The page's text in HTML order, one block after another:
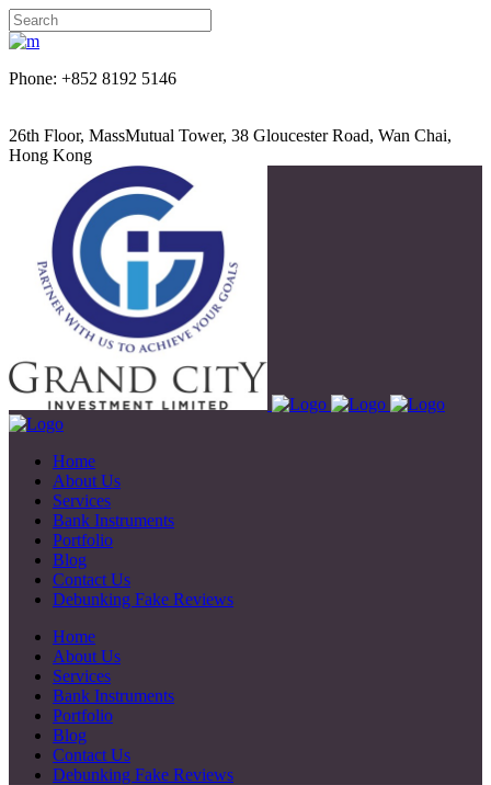
Phone: +852 8192 5146
26th Floor, MassMutual Tower, 38 Gloucester Road, Wan Chai,
Hong Kong
Home
About Us
Services
Bank Instruments
Portfolio
Blog
Contact Us
Debunking Fake Reviews
Home
About Us
Services
Bank Instruments
Portfolio
Blog
Contact Us
Debunking Fake Reviews